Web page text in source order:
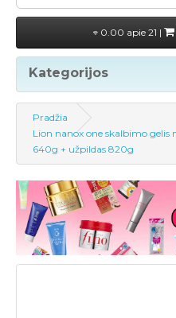
0.00 apie 21 |
Kategorijos
Pradžia
Lion nanox one skalbimo gelis
640g + užpildas 820g